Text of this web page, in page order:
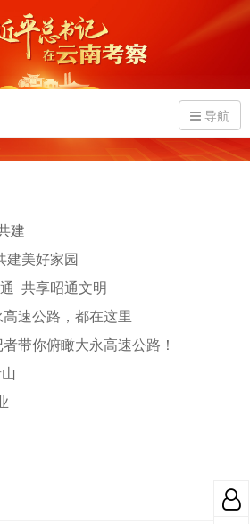
导航
建
建美好家园
共享昭通文明
速公路，都在这里
带你俯瞰大永高速公路！